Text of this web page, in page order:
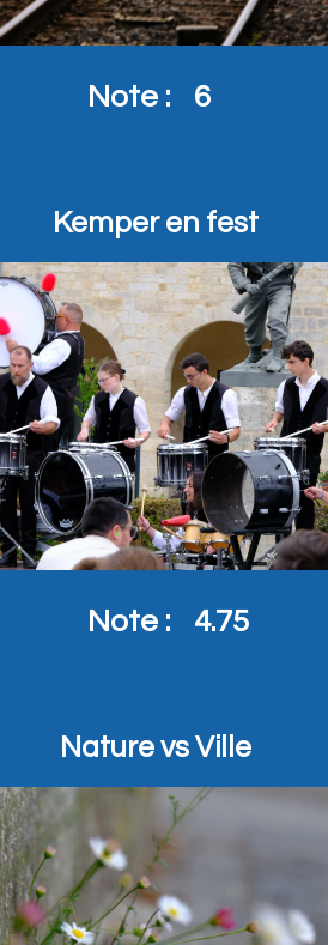
Note : 6
Kemper en fest
Note : 4.75
Nature vs Ville